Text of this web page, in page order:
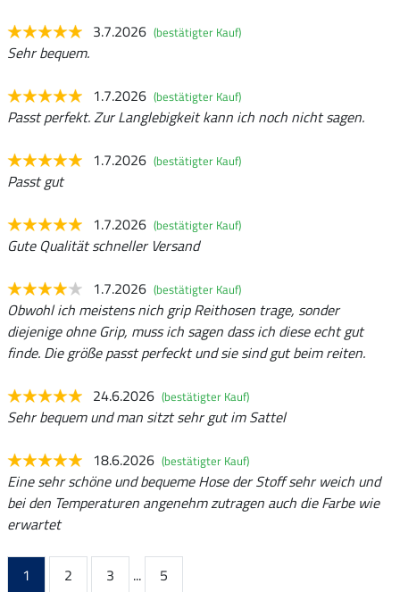
3.7.2026 (bestätigter Kauf)
Sehr bequem.
1.7.2026 (bestätigter Kauf)
Passt perfekt. Zur Langlebigkeit kann ich noch nicht sagen.
1.7.2026 (bestätigter Kauf)
Passt gut
1.7.2026 (bestätigter Kauf)
Gute Qualität schneller Versand
1.7.2026 (bestätigter Kauf)
Obwohl ich meistens nich grip Reithosen trage, sonder
diejenige ohne Grip, muss ich sagen dass ich diese echt gut
finde. Die größe passt perfeckt und sie sind gut beim reiten.
24.6.2026 (bestätigter Kauf)
Sehr bequem und man sitzt sehr gut im Sattel
18.6.2026 (bestätigter Kauf)
Eine sehr schöne und bequeme Hose der Stoff sehr weich und
bei den Temperaturen angenehm zutragen auch die Farbe wie
erwartet
1 2 3 ...
5